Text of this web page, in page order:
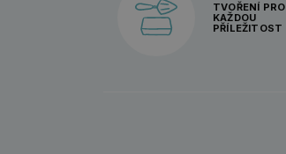
TVOŘENÍ PRO
KAŽDOU
PŘÍLEŽITOST